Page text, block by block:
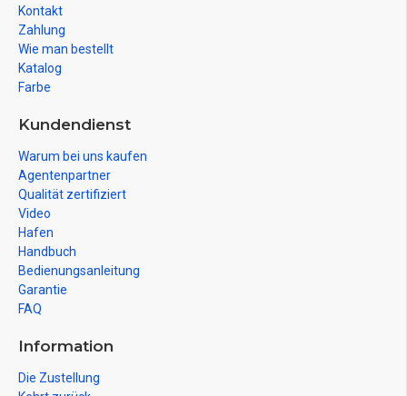
Kontakt
Zahlung
Wie man bestellt
Katalog
Farbe
Kundendienst
Warum bei uns kaufen
Agentenpartner
Qualität zertifiziert
Video
Hafen
Handbuch
Bedienungsanleitung
Garantie
FAQ
Information
Die Zustellung